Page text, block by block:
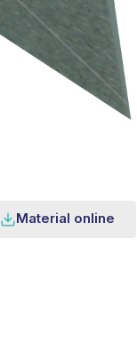
Material online